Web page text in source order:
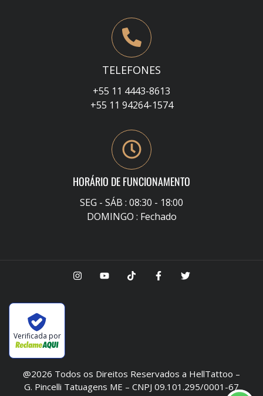
TELEFONES
+55 11 4443-8613
+55 11 94264-1574
HORÁRIO DE FUNCIONAMENTO
SEG - SÁB : 08:30 - 18:00
DOMINGO : Fechado
Verificada por
@2026 Todos os Direitos Reservados a HellTattoo –
G. Pincelli Tatuagens ME – CNPJ 09.101.295/0001-67